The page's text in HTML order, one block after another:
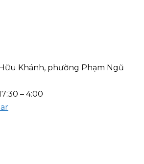
Khánh, phường Phạm Ngũ
– 4:00